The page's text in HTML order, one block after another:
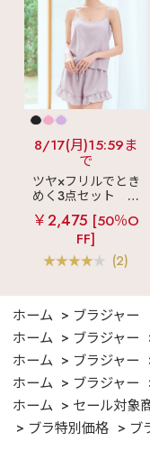
8/17(月)15:59ま
で
ツヤ×フリルでとき
めく3点セット
シ
ルキー ショートパ
ンツ 3点セット
￥2,475 [50％O
FF]
(2)
ホーム
ブラジャー
ホーム
ブラジャー
ホーム
ブラジャー
ホーム
ブラジャー
ホーム
セール対象
ブラ特別価格
ブ